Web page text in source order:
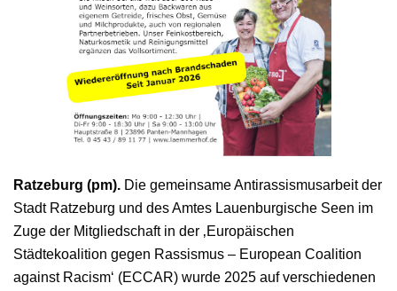
Ratzeburg (pm). Die gemeinsame Antirassismusarbeit der
Stadt Ratzeburg und des Amtes Lauenburgische Seen im
Zuge der Mitgliedschaft in der ‚Europäischen
Städtekoalition gegen Rassismus – European Coalition
against Racism‘ (ECCAR) wurde 2025 auf verschiedenen